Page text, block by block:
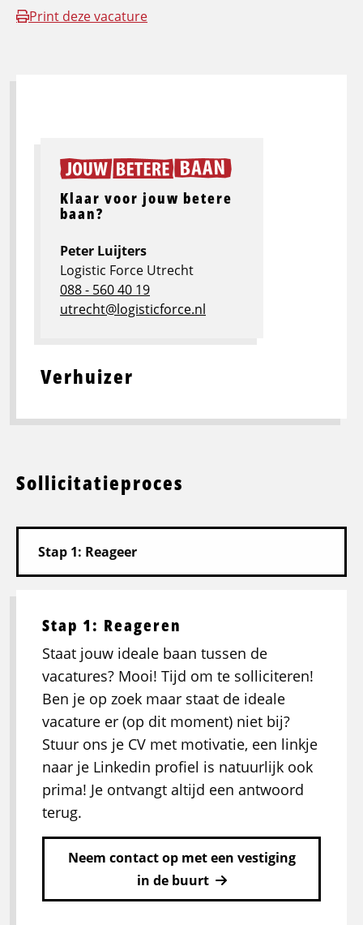
Print deze vacature
Verhuizer
Klaar voor jouw betere
baan?
Peter Luijters
Logistic Force Utrecht
088 - 560 40 19
utrecht@logisticforce.nl
Sollicitatieproces
Stap 1: Reageren
Staat jouw ideale baan tussen de
vacatures? Mooi! Tijd om te solliciteren!
Ben je op zoek maar staat de ideale
vacature er (op dit moment) niet bij?
Stuur ons je CV met motivatie, een linkje
naar je Linkedin profiel is natuurlijk ook
prima! Je ontvangt altijd een antwoord
terug.
Neem contact op met een vestiging
in de buurt